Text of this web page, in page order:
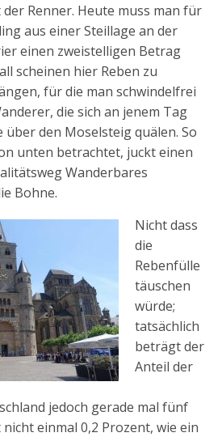
Renner. Heute muss man für
aus einer Steillage an der
einen zweistelligen Betrag
scheinen hier Reben zu
für die man schwindelfrei
die sich an jenem Tag
den Moselsteig quälen. So
unten betrachtet, juckt einen
Wanderbares
Bohne.
Nicht dass
die
Rebenfülle
täuschen
würde;
tatsächlich
beträgt der
Anteil der
jedoch gerade mal fünf
einmal 0,2 Prozent, wie ein